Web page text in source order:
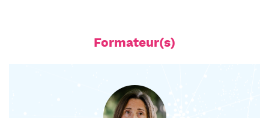
Formateur(s)